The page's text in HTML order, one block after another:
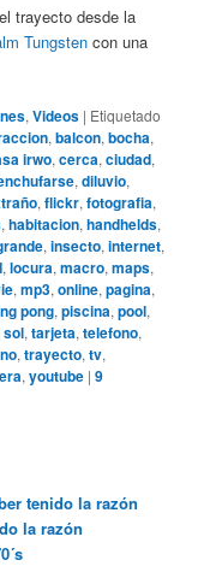
trayecto desde la
Tungsten con una
,Videos | Etiquetado
,balcon,bocha,
irwo,cerca,ciudad,
,diluvio,
,flickr,fotografia,
,habitacion,handhelds,
,insecto,internet,
,locura,macro,maps,
,mp3,online,pagina,
pong,piscina,pool,
sol,tarjeta,telefono,
,trayecto,tv,
,youtube |9
tenido la razón
la razón